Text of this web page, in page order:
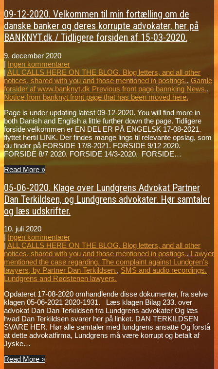
09-12-2020. Velkommen til min fortælling om de
danske banker og deres korrupte advokater. her på
BANKNYT.dk / Tidligere forsiden af 15-03-2020.
9. december 2020
| Ingen kommentarer
| ALL CALLS HERE ON THE BLOG. Blog letters, and all other
notices, shared with you and those mentioned in postings., Gamle
forsider af www.banknyt.dk Previous front page bannking News.,
Notice from banknyt front page that has been moved here.
Page is under updating latest 09-12-2020. You will find more in
both Danish and English a little further down the page. Tidligere
forside velkommen er EN DEL ER PÅ ENGELSK 17-08-2021.
flyttet hertil LINK. Der findes mange lings til relevante opslag, som
du finder på FORSIDE 17/8-2021. FORSIDE 9/12 2020.
FORSIDE 8/7 2020. FORSIDE 14/3-2020. FORSIDE…
Read More »
05-06-2020. Klage over Lundgrens Advokat Partner
Dan Terkildsen, og Lundgrens advokater. Hør samtaler
og læs udskrifter.
10. juli 2020
| Ingen kommentarer
| ALL CALLS HERE ON THE BLOG. Blog letters, and all other
notices, shared with you and those mentioned in postings., Lawyer
mentioned the case regarding. The complaint against Lundgren's
lawyers, by Partner Dan Terkildsen., SMS and audio recordings.
Lundgrens and Rødstenen lawyers.
Opdateret 17-08-2020 omhandlende disse dokumenter, fra selve
klagen 05-06-2021 2020-1931. Læs klagen Bilag 233. over
advokat Dan Dan Terkildsen fra Lundgrens advokater Og læs
hvad Dan Terkildsen svarer her på linket. DAN TERKILDSEN
SVARE HER. Hør alle samtaler med lundgrens ansatte Og forstå
at dette advokatfirma, Lundgrens må være korrupt og betalt af
Jyske…
Read More »